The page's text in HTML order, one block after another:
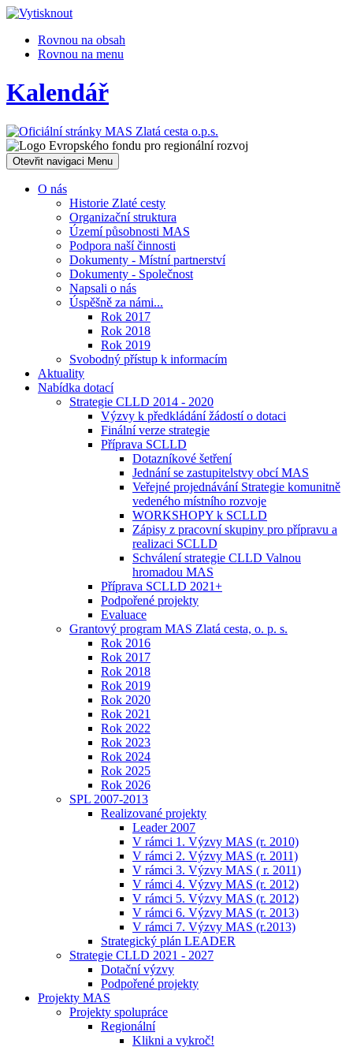
Rovnou na obsah
Rovnou na menu
Kalendář
Otevřit navigaci Menu
O nás
Historie Zlaté cesty
Organizační struktura
Území působnosti MAS
Podpora naší činnosti
Dokumenty - Místní partnerství
Dokumenty - Společnost
Napsali o nás
Úspěšně za námi...
Rok 2017
Rok 2018
Rok 2019
Svobodný přístup k informacím
Aktuality
Nabídka dotací
Strategie CLLD 2014 - 2020
Výzvy k předkládání žádostí o dotaci
Finální verze strategie
Příprava SCLLD
Dotazníkové šetření
Jednání se zastupitelstvy obcí MAS
Veřejné projednávání Strategie komunitně
vedeného místního rozvoje
WORKSHOPY k SCLLD
Zápisy z pracovní skupiny pro přípravu a
realizaci SCLLD
Schválení strategie CLLD Valnou
hromadou MAS
Příprava SCLLD 2021+
Podpořené projekty
Evaluace
Grantový program MAS Zlatá cesta, o. p. s.
Rok 2016
Rok 2017
Rok 2018
Rok 2019
Rok 2020
Rok 2021
Rok 2022
Rok 2023
Rok 2024
Rok 2025
Rok 2026
SPL 2007-2013
Realizované projekty
Leader 2007
V rámci 1. Výzvy MAS (r. 2010)
V rámci 2. Výzvy MAS (r. 2011)
V rámci 3. Výzvy MAS ( r. 2011)
V rámci 4. Výzvy MAS (r. 2012)
V rámci 5. Výzvy MAS (r. 2012)
V rámci 6. Výzvy MAS (r. 2013)
V rámci 7. Výzvy MAS (r.2013)
Strategický plán LEADER
Strategie CLLD 2021 - 2027
Dotační výzvy
Podpořené projekty
Projekty MAS
Projekty spolupráce
Regionální
Klikni a vykroč!